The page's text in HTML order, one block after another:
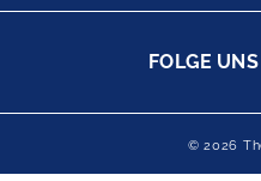
FOLGE UNS
© 2026